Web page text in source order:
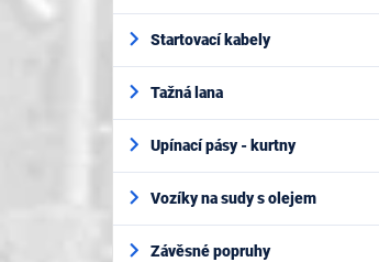
Startovací kabely
Tažná lana
Upínací pásy - kurtny
Vozíky na sudy s olejem
Závěsné popruhy